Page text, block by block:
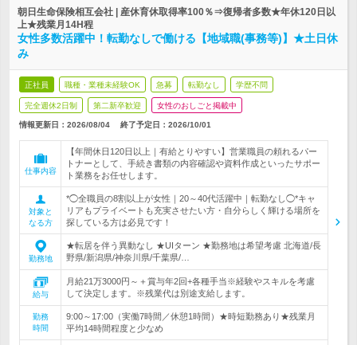
朝日生命保険相互会社 | 産休育休取得率100％⇒復帰者多数★年休120日以
上★残業月14H程
女性多数活躍中！転勤なしで働ける【地域職(事務等)】★土日休
み
正社員 職種・業種未経験OK 急募 転勤なし 学歴不問
完全週休2日制 第二新卒歓迎 女性のおしごと掲載中
情報更新日：2026/08/04 終了予定日： 2026/10/01
仕事内容
【年間休日120日以上｜有給とりやすい】営業職員の頼れるパー
トナーとして、手続き書類の内容確認や資料作成といったサポー
ト業務をお任せします。
対象と
なる方
*◯全職員の8割以上が女性｜20～40代活躍中｜転勤なし◯*キャ
リアもプライベートも充実させたい方・自分らしく輝ける場所を
探している方は必見です！
勤務地
★転居を伴う異動なし ★UIターン ★勤務地は希望考慮 北海道/長
野県/新潟県/神奈川県/千葉県/…
給与
月給21万3000円～＋賞与年2回+各種手当※経験やスキルを考慮
して決定します。※残業代は別途支給します。
勤務
時間
9:00～17:00（実働7時間／休憩1時間）★時短勤務あり★残業月
平均14時間程度と少なめ